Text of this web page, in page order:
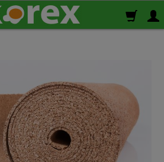
korkowe
Rolki korkowe
korkowy
pod panele